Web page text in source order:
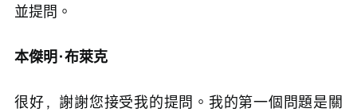
並提問。
本傑明·布萊克
很好，謝謝您接受我的提問。我的第一個問題是關